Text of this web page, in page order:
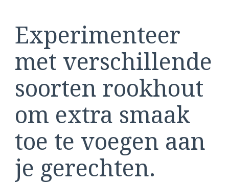
Experimenteer
met verschillende
soorten rookhout
om extra smaak
toe te voegen aan
je gerechten.